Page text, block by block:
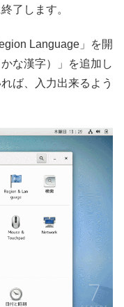
了します。
Language」を開
な漢字）」を追加し
ば、入力出来るよう